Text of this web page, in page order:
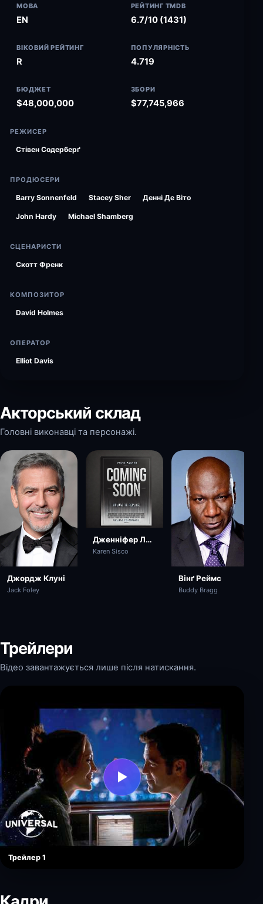
МОВА
EN
РЕЙТИНГ TMDB
6.7/10 (1431)
ВІКОВИЙ РЕЙТИНГ
R
ПОПУЛЯРНІСТЬ
4.719
БЮДЖЕТ
$48,000,000
ЗБОРИ
$77,745,966
РЕЖИСЕР
Стівен Содерберґ
ПРОДЮСЕРИ
Barry Sonnenfeld Stacey Sher Денні Де Віто
John Hardy Michael Shamberg
СЦЕНАРИСТИ
Скотт Френк
КОМПОЗИТОР
David Holmes
ОПЕРАТОР
Elliot Davis
Акторський склад
Головні виконавці та персонажі.
Джордж Клуні
Jack Foley
Дженніфер Лопес
Karen Sisco
Вінґ Реймс
Buddy Bragg
Трейлери
Відео завантажується лише після натискання.
▶
Трейлер 1